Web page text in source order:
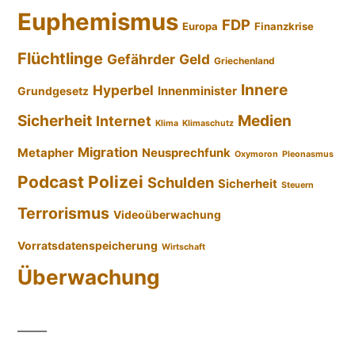
Euphemismus Europa FDP Finanzkrise
Flüchtlinge Gefährder Geld Griechenland
Grundgesetz Hyperbel Innenminister Innere
Sicherheit Internet Klima Klimaschutz Medien
Metapher Migration Neusprechfunk Oxymoron Pleonasmus
Podcast Polizei Schulden Sicherheit Steuern
Terrorismus Videoüberwachung
Vorratsdatenspeicherung Wirtschaft
Überwachung